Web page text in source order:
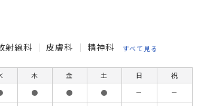
射線科 皮膚科 精神科 すべて見る
木 金 土 日
祝
● ● ● －
－